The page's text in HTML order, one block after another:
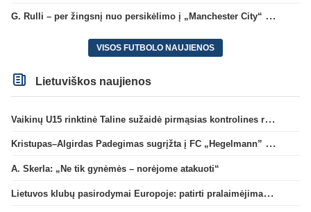
G. Rulli – per žingsnį nuo persikėlimo į „Manchester City“ klubą
VISOS FUTBOLO NAUJIENOS
Lietuviškos naujienos
Vaikinų U15 rinktinė Taline sužaidė pirmąsias kontrolines rungtynes
Kristupas–Algirdas Padegimas sugrįžta į FC „Hegelmann” B sudėtį
A. Skerla: „Ne tik gynėmės – norėjome atakuoti“
Lietuvos klubų pasirodymai Europoje: patirti pralaimėjimai Kroatijos atstovams